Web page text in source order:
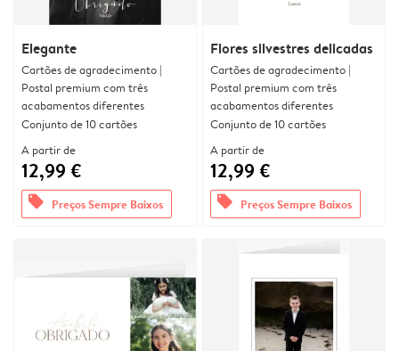
Elegante
Cartões de agradecimento |
Postal premium com três
acabamentos diferentes
Conjunto de 10 cartões
A partir de
12,99 €
offers Preços Sempre Baixos
Flores silvestres delicadas
Cartões de agradecimento |
Postal premium com três
acabamentos diferentes
Conjunto de 10 cartões
A partir de
12,99 €
offers Preços Sempre Baixos